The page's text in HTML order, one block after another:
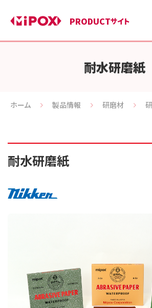
PRODUCTサイト
耐水研磨紙
ホーム 製品情報 研磨材
耐水研磨紙